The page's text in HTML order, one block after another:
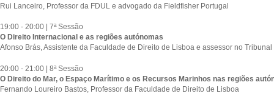
Rui Lanceiro, Professor da FDUL e advogado da Fieldfisher Portugal
19:00 - 20:00 | 7ª Sessão
O Direito Internacional e as regiões autónomas
Afonso Brás, Assistente da Faculdade de Direito de Lisboa e assessor no
20:00 - 21:00 | 8ª Sessão
O Direito do Mar, o Espaço Marítimo e os Recursos Marinhos nas regiões
Fernando Loureiro Bastos, Professor da Faculdade de Direito de Lisboa